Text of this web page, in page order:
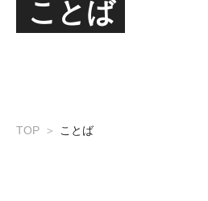
ことば
TOP ことば